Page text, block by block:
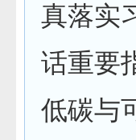
真落实
话重要
低碳与